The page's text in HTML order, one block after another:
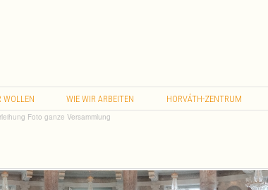
WOLLEN WIE WIR ARBEITEN HORVÁTH-ZENTRUM
Foto ganze Versammlung